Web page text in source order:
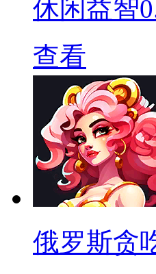
休闲益智
查看
俄罗斯贪